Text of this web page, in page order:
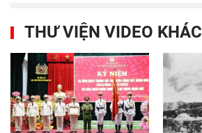
THƯ VIỆN VIDEO KHÁC